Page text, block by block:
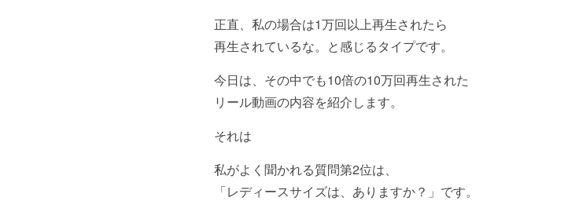
正直、私の場合は1万回以上再生されたら
再生されているな。と感じるタイプです。
今日は、その中でも10倍の10万回再生された
リール動画の内容を紹介します。
それは
私がよく聞かれる質問第2位は、
「レディースサイズは、ありますか？」です。